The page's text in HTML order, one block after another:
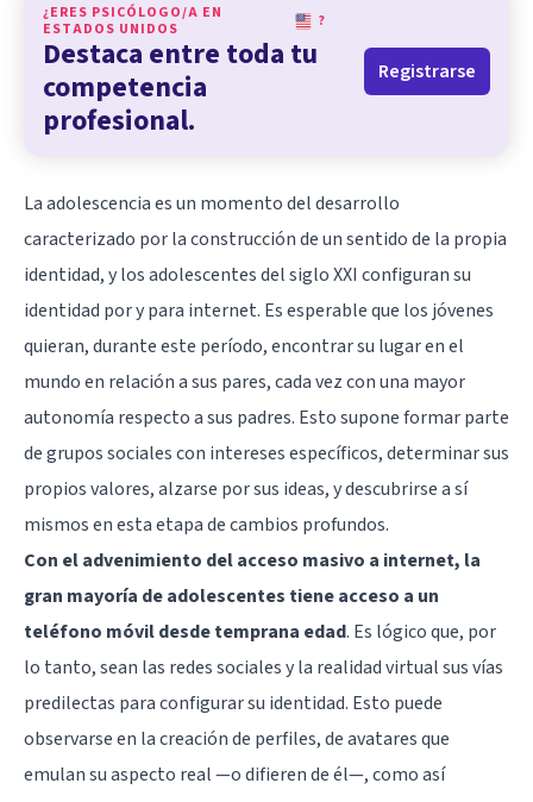
¿ERES PSICÓLOGO/A EN
ESTADOS UNIDOS
?
Destaca entre toda tu
competencia
profesional.
Registrarse
La adolescencia es un momento del desarrollo
caracterizado por la construcción de un sentido de la propia
identidad, y los adolescentes del siglo XXI configuran su
identidad por y para internet. Es esperable que los jóvenes
quieran, durante este período, encontrar su lugar en el
mundo en relación a sus pares, cada vez con una mayor
autonomía respecto a sus padres. Esto supone formar parte
de grupos sociales con intereses específicos, determinar sus
propios valores, alzarse por sus ideas, y descubrirse a sí
mismos en esta etapa de cambios profundos.
Con el advenimiento del acceso masivo a internet, la
gran mayoría de adolescentes tiene acceso a un
teléfono móvil desde temprana edad. Es lógico que, por
lo tanto, sean las redes sociales y la realidad virtual sus vías
predilectas para configurar su identidad. Esto puede
observarse en la creación de perfiles, de avatares que
emulan su aspecto real —o difieren de él—, como así